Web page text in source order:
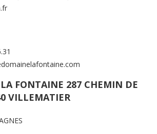
FONTAINE 287 CHEMIN DE
VILLEMATIER